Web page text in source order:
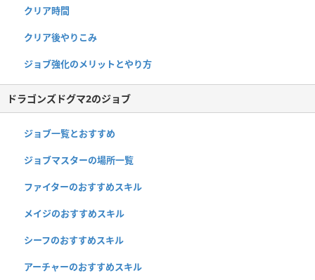
クリア時間
クリア後やりこみ
ジョブ強化のメリットとやり方
ドラゴンズドグマ2のジョブ
ジョブ一覧とおすすめ
ジョブマスターの場所一覧
ファイターのおすすめスキル
メイジのおすすめスキル
シーフのおすすめスキル
アーチャーのおすすめスキル